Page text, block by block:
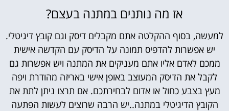
אז מה נותנים במתנה בעצם?
למעשה, בסוף ההקלטה אתם מקבלים דיסק וגם קובץ דיגיטלי.
יש אפשרות להדפיס תמונה על הדיסק עם הקדשה אישית
ממכם לאדם אליו אתם מעניקים את המתנה ויש אפשרות גם
לקבל את הדיסק המעוצב באופן אישי באריזה מהודרת ויפה
מעץ בצבע כחול או אדום לבחירתכם. אם תרצו ניתן לתת את
הקובץ הדיגיטלי במתנה..יש הרבה שרוצים לעשות הפתעה